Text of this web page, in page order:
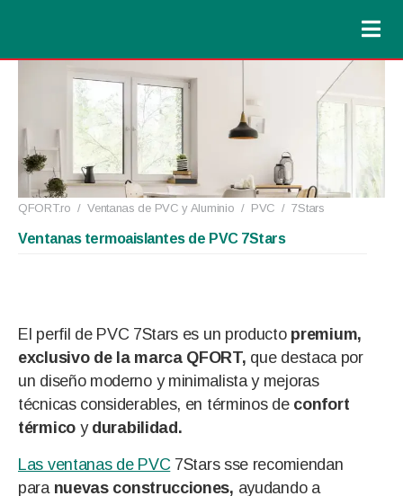
QFORT.ro /Ventanas de PVC y Aluminio / PVC /7Stars
Ventanas termoaislantes de PVC 7Stars
El perfil de PVC 7Stars es un producto premium,
exclusivo de la marca QFORT, que destaca por
un diseño moderno y minimalista y mejoras
técnicas considerables, en términos de confort
térmicoy durabilidad.
Las ventanas de PVC 7Stars sse recomiendan
para nuevas construcciones, ayudando a